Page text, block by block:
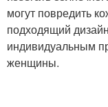
могут повредить
подходящий
индивидуальным
женщины.